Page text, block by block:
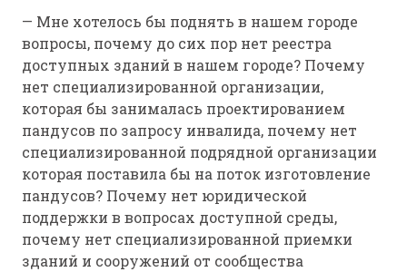
— Мне хотелось бы поднять в нашем городе
вопросы, почему до сих пор нет реестра
доступных зданий в нашем городе? Почему
нет специализированной организации,
которая бы занималась проектированием
пандусов по запросу инвалида, почему нет
специализированной подрядной организации
которая поставила бы на поток изготовление
пандусов? Почему нет юридической
поддержки в вопросах доступной среды,
почему нет специализированной приемки
зданий и сооружений от сообщества